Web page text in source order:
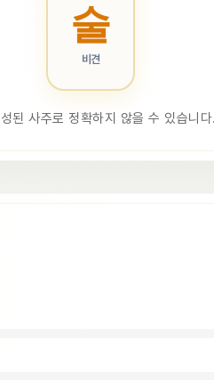
술
비견
된 사주로 정확하지 않을 수 있습니다.